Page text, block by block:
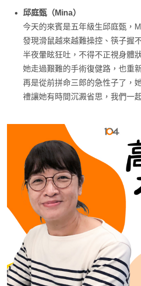
邱庭甄（Mina）
今天的來賓是五年級生邱庭甄，
發現滑鼠越來越難操控、筷子握
半夜暈眩狂吐，不得不正視身體
她走過艱難的手術復健路，也重
再是從前拼命三郎的急性子了，
禮讓她有時間沉澱省思，我們一